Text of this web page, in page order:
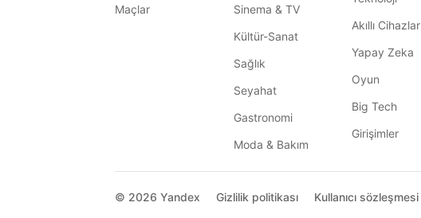
Maçlar
Sinema & TV
Kültür-Sanat
Sağlık
Seyahat
Gastronomi
Moda & Bakım
Akıllı Cihazlar
Yapay Zeka
Oyun
Big Tech
Girişimler
© 2026 Yandex Gizlilik politikası Kullanıcı sözleşmesi